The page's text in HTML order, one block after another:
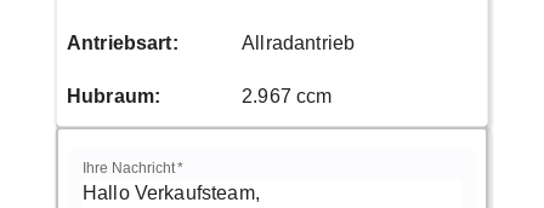
Antriebsart: Allradantrieb
Hubraum: 2.967 ccm
Ihre Nachricht*